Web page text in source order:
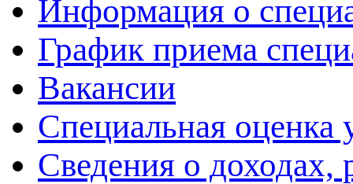
Информация о
График приема
Вакансии
Специальная оценка
Сведения о доходах,